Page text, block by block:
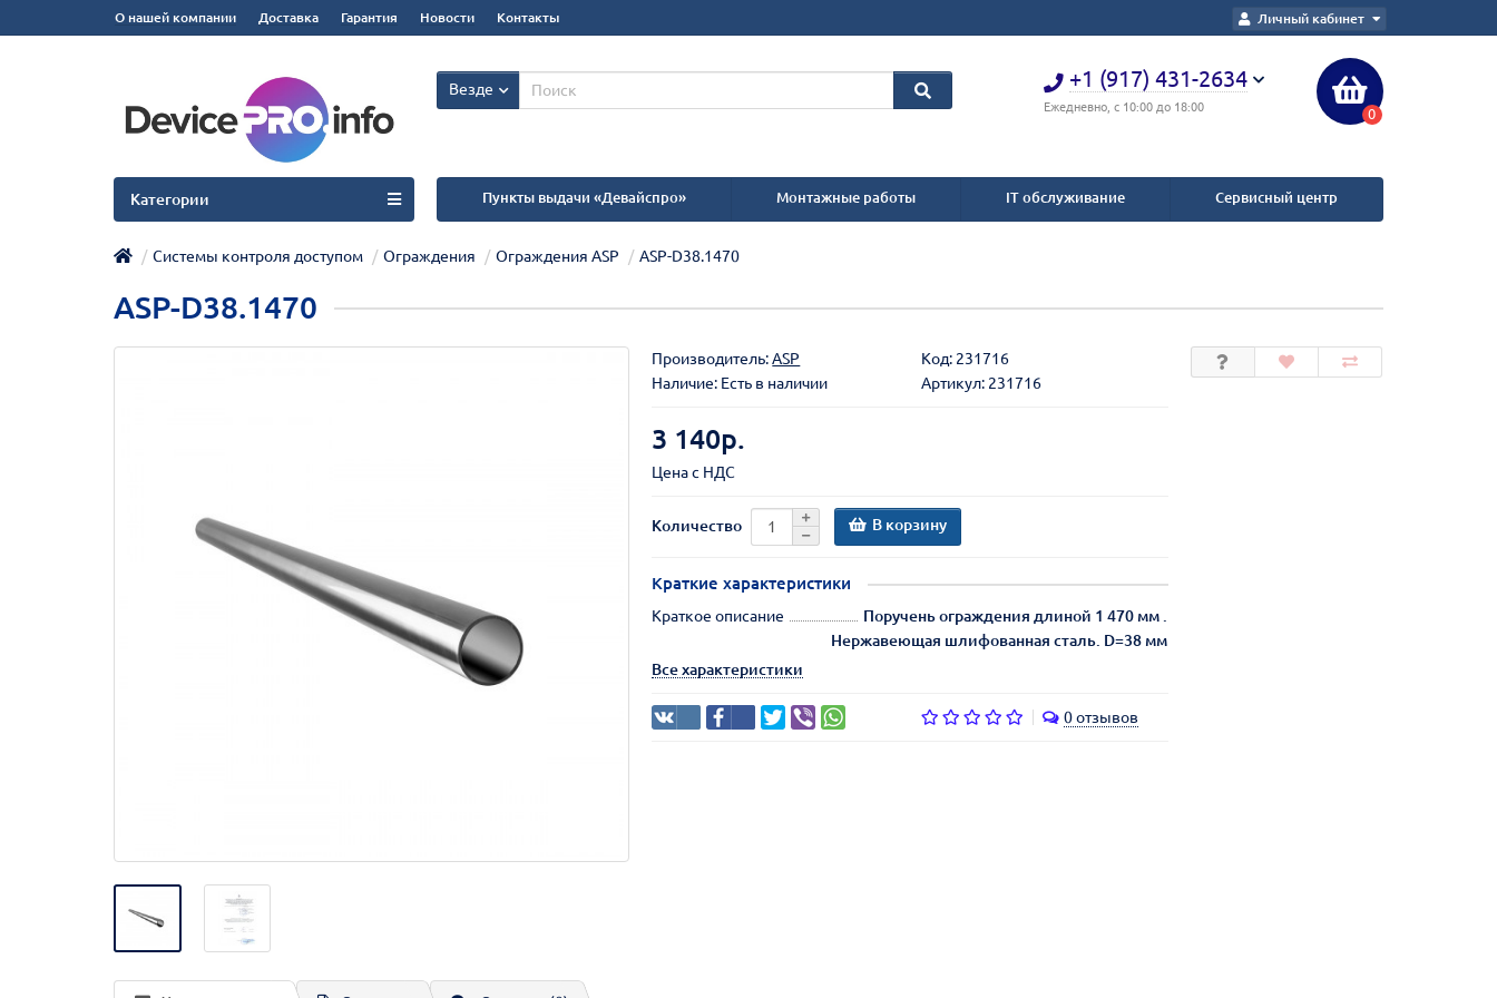
Личный кабинет
О нашей компании Доставка Гарантия Новости Контакты
+1 (917) 431-2634
Ежедневно, с 10:00 до 18:00 0
Везде
Пункты выдачи «Девайспро» Монтажные работы IT обслуживание Сервисный центр
Категории
Системы контроля доступом Ограждения Ограждения ASP ASP-D38.1470
ASP-D38.1470
Производитель:ASP Код: 231716
Наличие: Есть в наличии
Артикул: 231716
3 140р.
Цена с НДС
Количество В корзину
Краткие характеристики
Краткое описание
Поручень ограждения длиной 1 470 мм .
Нержавеющая шлифованная сталь. D=38 мм
Все характеристики
0 отзывов